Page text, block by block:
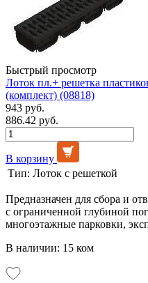
Быстрый просмотр
Лоток пл.+ решетка
(комплект) (08818)
943 руб.
886.42 руб.
В корзину
Тип: Лоток с решеткой
Предназначен для сбора и
с ограниченной глубиной
многоэтажные парковки,
В наличии: 15 ком